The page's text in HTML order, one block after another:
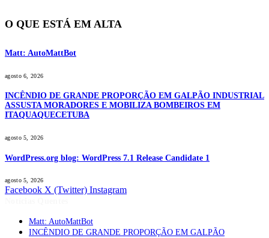
O QUE ESTÁ EM ALTA
Matt: AutoMattBot
agosto 6, 2026
INCÊNDIO DE GRANDE PROPORÇÃO EM GALPÃO INDUSTRIAL
ASSUSTA MORADORES E MOBILIZA BOMBEIROS EM
ITAQUAQUECETUBA
agosto 5, 2026
WordPress.org blog: WordPress 7.1 Release Candidate 1
agosto 5, 2026
Facebook X (Twitter) Instagram
Matt: AutoMattBot
INCÊNDIO DE GRANDE PROPORÇÃO EM GALPÃO